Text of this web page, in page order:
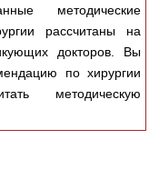
методические
рассчитаны на
докторов. Вы
по хирургии
методическую